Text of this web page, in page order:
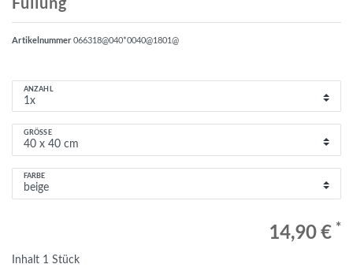
Artikelnummer066318@040*0040@1801@
ANZAHL
GRÖSSE
FARBE
14,90 € *
Inhalt 1 Stück